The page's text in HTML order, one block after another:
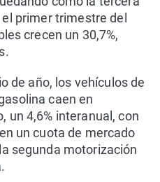
primer trimestre del
crecen un 30,7%,
de año, los vehículos de
caen en
un 4,6% interanual, con
un cuota de mercado
segunda motorización